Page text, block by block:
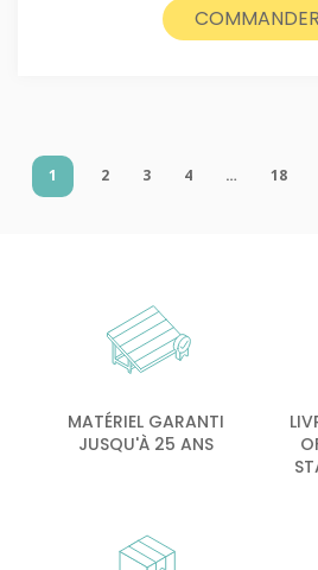
COMMANDER
1 2 3 4 … 18
MATÉRIEL GARANTI
JUSQU'À 25 ANS